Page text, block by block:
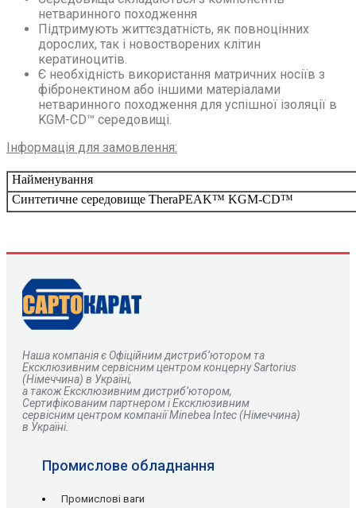
нетваринного походження
Підтримують життєздатність, як повноцінних
дорослих, так і новостворених клітин
кератиноцитів.
Є необхідність використання матричних носіїв з
фібронектином або іншими матеріалами
нетваринного походження для успішної ізоляції в
KGM-CD™ середовищі.
Інформація для замовлення:
Найменування
Синтетичне середовище TheraPEAK™ KGM-CD™
Наша компанія є Офіційним дистриб’ютором та
Ексклюзивним сервісним центром концерну Sartorius
(Німеччина) в Україні,
а також Ексклюзивним дистриб’ютором,
Сертифікованим партнером і Ексклюзивним
сервісним центром компанії Minebea Intec (Німеччина)
в Україні.
Промислове обладнання
Промислові ваги